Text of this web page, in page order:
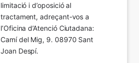
limitació i d’oposició al
tractament, adreçant-vos a
l’Oficina d’Atenció Ciutadana:
Camí del Mig, 9. 08970 Sant
Joan Despí.